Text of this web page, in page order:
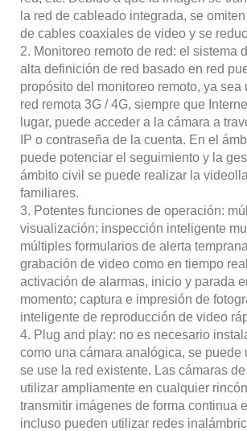
la red de cableado integrada, se
de cables coaxiales de video y se
2. Monitoreo remoto de red: el sistema
alta definición de red basado en red
propósito del monitoreo remoto, ya sea
red remota 3G / 4G, siempre que
lugar, puede acceder a la cámara a
IP o contraseña de la cuenta. En el
puede potenciar el seguimiento y la
ámbito civil se puede realizar la
familiares.
3. Potentes funciones de operación:
visualización; inspección inteligente
múltiples formularios de alerta
grabación de video como en tiempo
activación de alarmas, inicio y parada
momento; captura e impresión de
inteligente de reproducción de video
4. Plug and play: no es necesario
como una cámara analógica, se puede
se use la red existente. Las cámaras
utilizar ampliamente en cualquier
transmitir imágenes de forma continua
incluso pueden utilizar redes